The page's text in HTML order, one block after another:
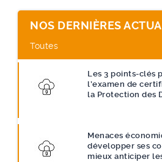
NOS DERNIÈRES
Toutes
Les 3 points-clés
l’examen de
la Protection des
Menaces
développer ses
mieux anticiper